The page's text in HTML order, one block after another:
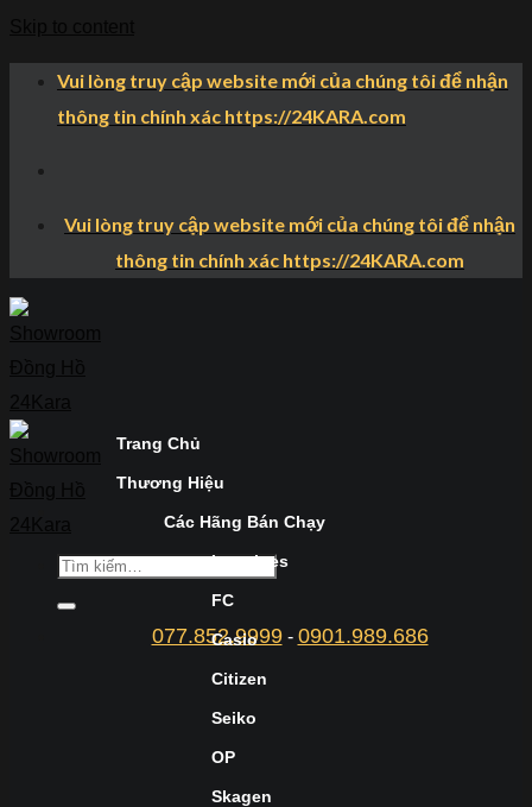
Vui lòng truy cập website mới của chúng tôi để nhận
thông tin chính xác https://24KARA.com
Vui lòng truy cập website mới của chúng tôi để nhận
thông tin chính xác https://24KARA.com
077.852.9999- 0901.989.686
Trang Chủ
Thương Hiệu
Các Hãng Bán Chạy
Longines
FC
Casio
Citizen
Seiko
OP
Skagen